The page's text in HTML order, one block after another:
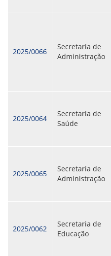
PGDE -
DESEMPENHO DOS
AFASTAMENTOS
CAPACITAÇÃO
PPP - PERFIL
PROGRAMA DE
SAÚDE DO
PGDE 2022
GESTÃO DA INFORMAÇÃO
BOLETIM INFORMATIVO
RISI - FAQ
CATÁLOGO DE
2025/0066
Secretaria de
Administração
2025/0064
Secretaria de
Saúde
2025/0065
Secretaria de
Administração
2025/0062
Secretaria de
Educação